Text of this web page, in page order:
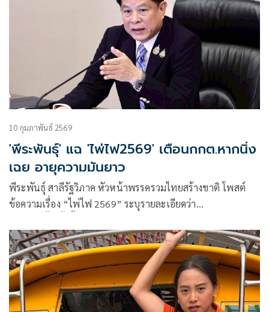
10 กุมภาพันธ์ 2569
'พีระพันธุ์' แฉ 'ไพ่ไฟ2569' เตือนกกต.หากนิ่ง
เฉย อายุความมันยาว
พีระพันธุ์ สาลีรัฐวิภาค หัวหน้าพรรครวมไทยสร้างชาติ โพสต์
ข้อความเรื่อง “ไพ่ไฟ 2569” ระบุรายละเอียดว่า